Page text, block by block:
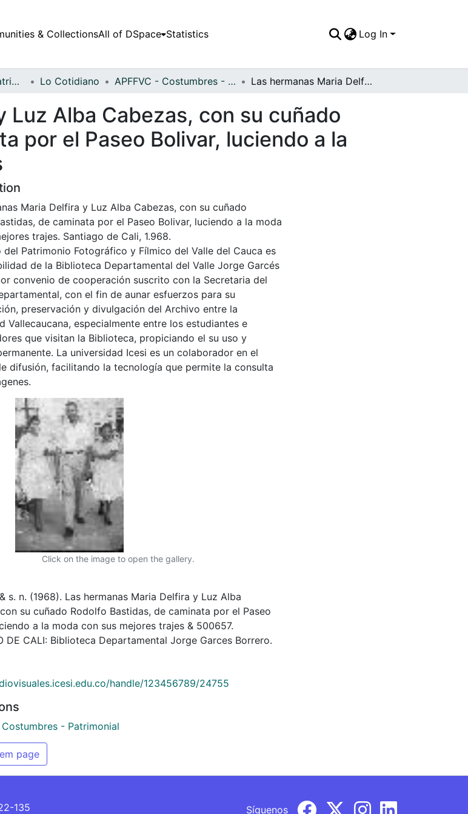
& CollectionsAll of DSpace Statistics Log In
Fondo Archivo del Patrimonio Fotográfico y Fílmico del Valle del Cauca Lo Cotidiano APFFVC - Costumbres - Patrimonial Las hermanas Maria Delfira y Luz Alba Cabezas, con su cuñado Rodolfo Bastidas, de caminata por el Paseo Bolivar, luciendo a la moda con sus mejores trajes
Luz Alba Cabezas, con su cuñado
por el Paseo Bolivar, luciendo a la
Maria Delfira y Luz Alba Cabezas, con su cuñado
de caminata por el Paseo Bolivar, luciendo a la moda
trajes. Santiago de Cali, 1.968.
del Patrimonio Fotográfico y Fílmico del Valle del Cauca es
de la Biblioteca Departamental del Valle Jorge Garcés
convenio de cooperación suscrito con la Secretaria del
con el fin de aunar esfuerzos para su
preservación y divulgación del Archivo entre la
Vallecaucana, especialmente entre los estudiantes e
que visitan la Biblioteca, propiciando el su uso y
La universidad Icesi es un colaborador en el
difusión, facilitando la tecnología que permite la consulta
Click on the image to open the gallery.
s. n. (1968). Las hermanas Maria Delfira y Luz Alba
su cuñado Rodolfo Bastidas, de caminata por el Paseo
a la moda con sus mejores trajes & 500657.
DE CALI: Biblioteca Departamental Jorge Garces Borrero.
handle/123456789/24755
Costumbres - Patrimonial
page
135 Síguenos